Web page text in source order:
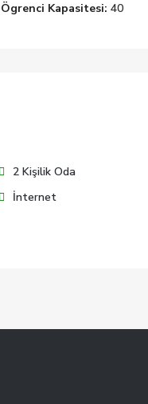
Ögrenci Kapasitesi: 40
2 Kişilik Oda
İnternet